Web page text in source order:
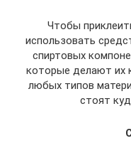
Чтобы
использовать
спиртовых
которые делают их
любых типов
стоят